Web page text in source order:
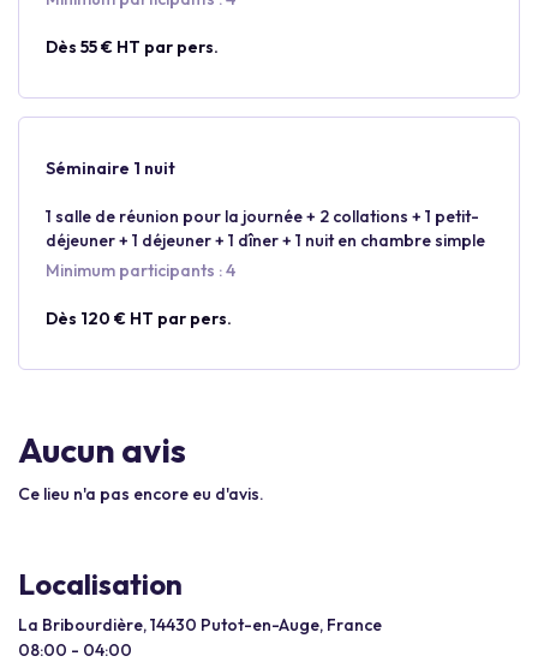
Dès 55 € HT par pers.
Séminaire 1 nuit
1 salle de réunion pour la journée + 2 collations + 1 petit-
déjeuner + 1 déjeuner + 1 dîner + 1 nuit en chambre simple
Minimum participants : 4
Dès 120 € HT par pers.
Aucun avis
Ce lieu n'a pas encore eu d'avis.
Localisation
La Bribourdière, 14430 Putot-en-Auge, France
08:00 - 04:00